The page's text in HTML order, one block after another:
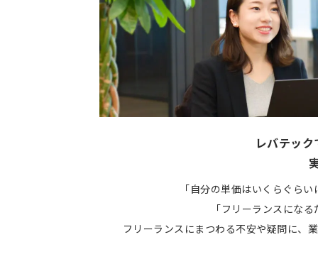
レバテッ
「自分の単価はいくらぐら
「フリーランスにな
フリーランスにまつわる不安や疑問に、